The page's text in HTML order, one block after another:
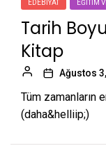
EDEBIYAT EĞITIM
Tarih
Kitap
Ağustos
Tüm zamanların
(daha&helliip;)